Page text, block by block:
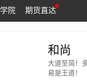
学院 期货直达
和尚
大道至简！
易是王道！